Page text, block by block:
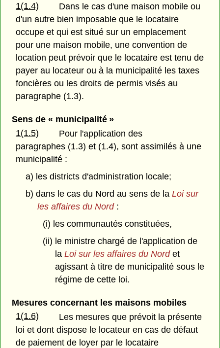
1(1.4)
Dans le cas d'une maison mobile ou
d'un autre bien imposable que le locataire
occupe et qui est situé sur un emplacement
pour une maison mobile, une convention de
location peut prévoir que le locataire est tenu de
payer au locateur ou à la municipalité les taxes
foncières ou les droits de permis visés au
paragraphe (1.3).
Sens de « municipalité »
1(1.5)
Pour l'application des
paragraphes (1.3) et (1.4), sont assimilés à une
municipalité :
a) les districts d'administration locale;
b) dans le cas du Nord au sens de la Loi sur
les affaires du Nord:
(i) les communautés constituées,
(ii) le ministre chargé de l'application de
laLoi sur les affaires du Nord et
agissant à titre de municipalité sous le
régime de cette loi.
Mesures concernant les maisons mobiles
1(1.6)
Les mesures que prévoit la présente
loi et dont dispose le locateur en cas de défaut
de paiement de loyer par le locataire